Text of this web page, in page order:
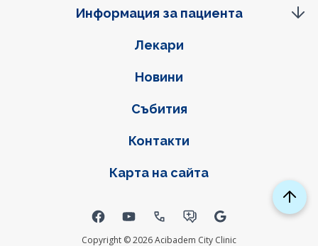
Фуутер навигация
Лекари
Новини
Събития
Контакти
Карта на сайта
Информация за пациента
Copyright © 2026 Acibadem City Clinic
Social links